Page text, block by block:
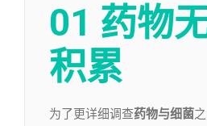
01 药物
积累
为了更详细调查药物与细菌